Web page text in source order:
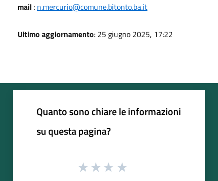
mail : n.mercurio@comune.bitonto.ba.it
Ultimo aggiornamento: 25 giugno 2025, 17:22
Quanto sono chiare le informazioni
su questa pagina?